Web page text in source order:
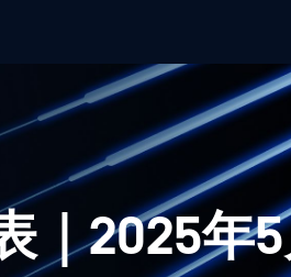
｜2025年